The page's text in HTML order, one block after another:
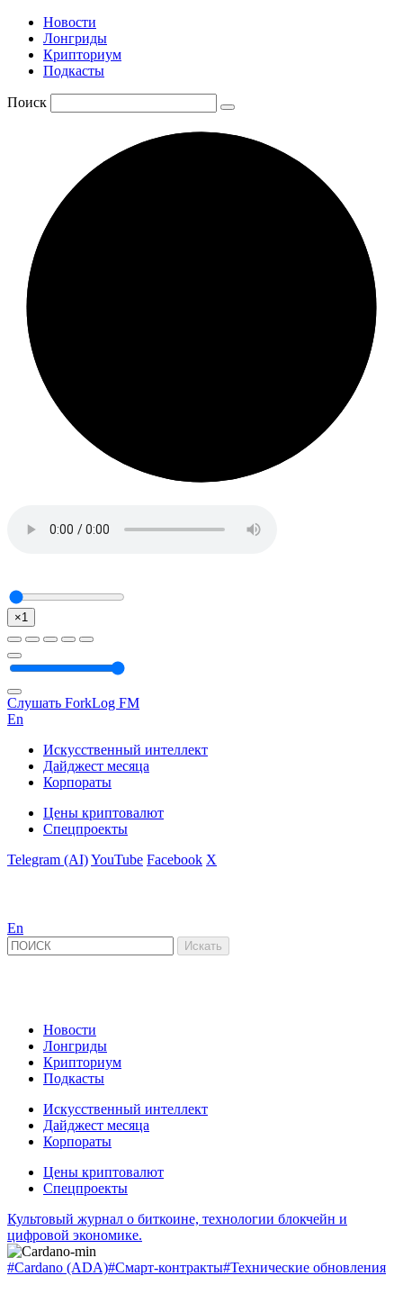
Новости
Лонгриды
Крипториум
Подкасты
Поиск
×1
Слушать ForkLog FM
En
Искусственный интеллект
Дайджест месяца
Корпораты
Цены криптовалют
Спецпроекты
Telegram (AI)YouTube Facebook X
En
Новости
Лонгриды
Крипториум
Подкасты
Искусственный интеллект
Дайджест месяца
Корпораты
Цены криптовалют
Спецпроекты
Культовый журнал о биткоине, технологии блокчейн и
цифровой экономике.
#Cardano (ADA)#Смарт-контракты#Технические обновления